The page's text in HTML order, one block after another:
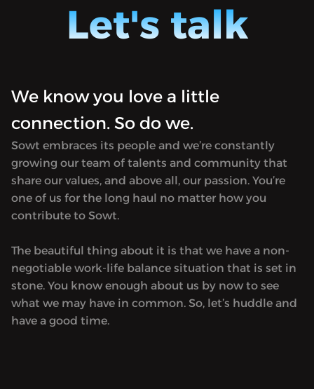
astonishing feats, and whimsical
adventures.Let's talk
We know you love a little
connection. So do we.
Sowt embraces its people and we’re constantly
growing our team of talents and community that
share our values, and above all, our passion. You’re
one of us for the long haul no matter how you
contribute to Sowt.
The beautiful thing about it is that we have a non-
negotiable work-life balance situation that is set in
stone. You know enough about us by now to see
what we may have in common. So, let’s huddle and
have a good time.